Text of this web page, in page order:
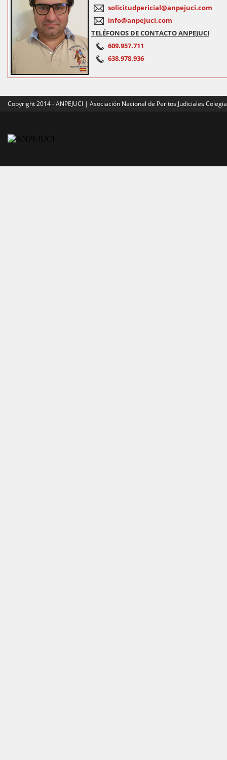
solicitudpericial@anpejuci.com
info@anpejuci.com
TELÉFONOS DE CONTACTO ANPEJUCI
609.957.711
638.978.936
Copyright 2014 - ANPEJUCI | Asociación Nacional de Peritos Judiciales